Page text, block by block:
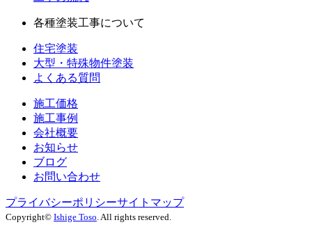
各種塗装工事について
住宅塗装
大型・特殊物件塗装
よくある質問
施工価格
施工事例
会社概要
お知らせ
ブログ
お問い合わせ
プライバシーポリシーサイトマップ
Copyright© Ishige Toso . All rights reserved.